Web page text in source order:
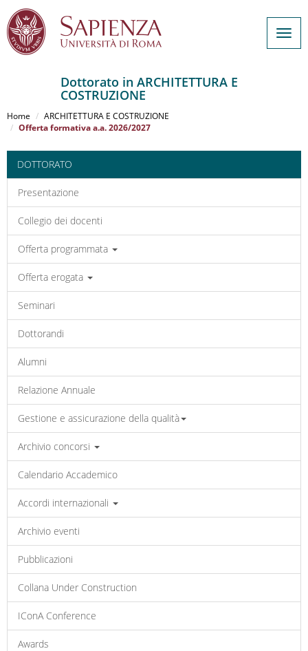
al
contenuto
Dottorato in ARCHITETTURA E
COSTRUZIONE
Home
ARCHITETTURA E COSTRUZIONE
Offerta formativa a.a. 2026/2027
DOTTORATO
Presentazione
Collegio dei docenti
Offerta programmata
Offerta erogata
Seminari
Dottorandi
Alumni
Relazione Annuale
Gestione e assicurazione della qualità
Archivio concorsi
Calendario Accademico
Accordi internazionali
Archivio eventi
Pubblicazioni
Collana Under Construction
IConA Conference
Awards